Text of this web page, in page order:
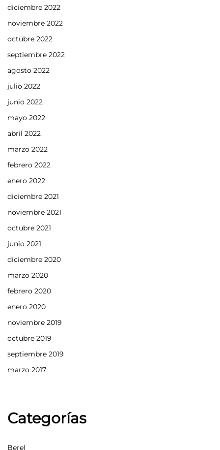
diciembre 2022
noviembre 2022
octubre 2022
septiembre 2022
agosto 2022
julio 2022
junio 2022
mayo 2022
abril 2022
marzo 2022
febrero 2022
enero 2022
diciembre 2021
noviembre 2021
octubre 2021
junio 2021
diciembre 2020
marzo 2020
febrero 2020
enero 2020
noviembre 2019
octubre 2019
septiembre 2019
marzo 2017
Categorías
Berel